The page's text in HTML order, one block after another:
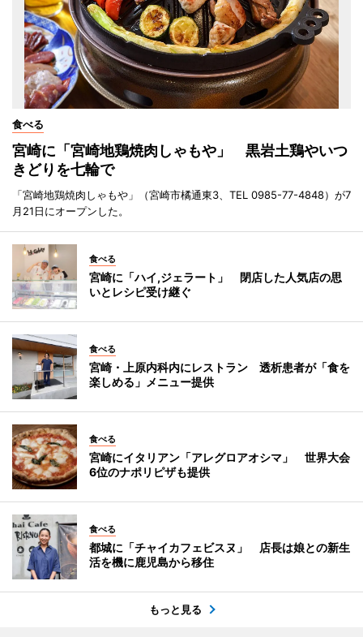
食べる
宮崎に「宮崎地鶏焼肉しゃもや」 黒岩土鶏やいつ
きどりを七輪で
「宮崎地鶏焼肉しゃもや」（宮崎市橘通東3、TEL 0985-77-4848）が7
月21日にオープンした。
食べる
宮崎に「ハイ,ジェラート」 閉店した人気店の思
いとレシピ受け継ぐ
食べる
宮崎・上原内科内にレストラン 透析患者が「食を
楽しめる」メニュー提供
食べる
宮崎にイタリアン「アレグロアオシマ」 世界大会
6位のナポリピザも提供
食べる
都城に「チャイカフェビスヌ」 店長は娘との新生
活を機に鹿児島から移住
もっと見る